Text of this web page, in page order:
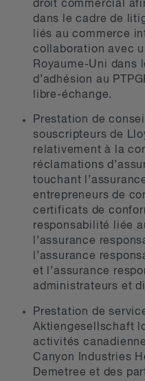
droit commercial
dans le cadre de
liés au commerce
collaboration avec
Royaume-Uni dans
d’adhésion au
libre-échange.
Prestation de
souscripteurs de
relativement à la
réclamations
touchant
entrepreneurs de
certificats de
responsabilité liée
l’assurance
l’assurance
et l’assurance
administrateurs et
Prestation de
Aktiengesellschaft
activités
Canyon Industries
Demetree et des